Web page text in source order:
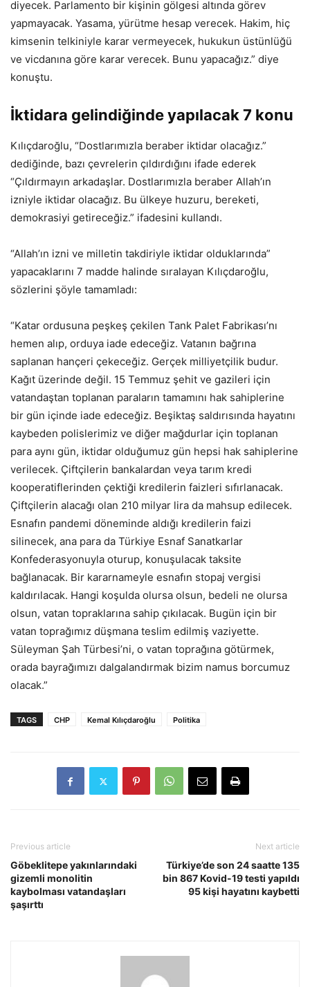
diyecek. Parlamento bir kişinin gölgesi altında görev
yapmayacak. Yasama, yürütme hesap verecek. Hakim, hiç
kimsenin telkiniyle karar vermeyecek, hukukun üstünlüğü
ve vicdanına göre karar verecek. Bunu yapacağız.” diye
konuştu.
İktidara gelindiğinde yapılacak 7 konu
Kılıçdaroğlu, “Dostlarımızla beraber iktidar olacağız.”
dediğinde, bazı çevrelerin çıldırdığını ifade ederek
“Çıldırmayın arkadaşlar. Dostlarımızla beraber Allah’ın
izniyle iktidar olacağız. Bu ülkeye huzuru, bereketi,
demokrasiyi getireceğiz.” ifadesini kullandı.
“Allah’ın izni ve milletin takdiriyle iktidar olduklarında”
yapacaklarını 7 madde halinde sıralayan Kılıçdaroğlu,
sözlerini şöyle tamamladı:
“Katar ordusuna peşkeş çekilen Tank Palet Fabrikası’nı
hemen alıp, orduya iade edeceğiz. Vatanın bağrına
saplanan hançeri çekeceğiz. Gerçek milliyetçilik budur.
Kağıt üzerinde değil. 15 Temmuz şehit ve gazileri için
vatandaştan toplanan paraların tamamını hak sahiplerine
bir gün içinde iade edeceğiz. Beşiktaş saldırısında hayatını
kaybeden polislerimiz ve diğer mağdurlar için toplanan
para aynı gün, iktidar olduğumuz gün hepsi hak sahiplerine
verilecek. Çiftçilerin bankalardan veya tarım kredi
kooperatiflerinden çektiği kredilerin faizleri sıfırlanacak.
Çiftçilerin alacağı olan 210 milyar lira da mahsup edilecek.
Esnafın pandemi döneminde aldığı kredilerin faizi
silinecek, ana para da Türkiye Esnaf Sanatkarlar
Konfederasyonuyla oturup, konuşulacak taksite
bağlanacak. Bir kararnameyle esnafın stopaj vergisi
kaldırılacak. Hangi koşulda olursa olsun, bedeli ne olursa
olsun, vatan topraklarına sahip çıkılacak. Bugün için bir
vatan toprağımız düşmana teslim edilmiş vaziyette.
Süleyman Şah Türbesi’ni, o vatan toprağına götürmek,
orada bayrağımızı dalgalandırmak bizim namus borcumuz
olacak.”
TAGS CHP Kemal Kılıçdaroğlu Politika
Previous article
Göbeklitepe yakınlarındaki
gizemli monolitin
kaybolması vatandaşları
şaşırttı
Next article
Türkiye’de son 24 saatte 135
bin 867 Kovid-19 testi yapıldı
95 kişi hayatını kaybetti